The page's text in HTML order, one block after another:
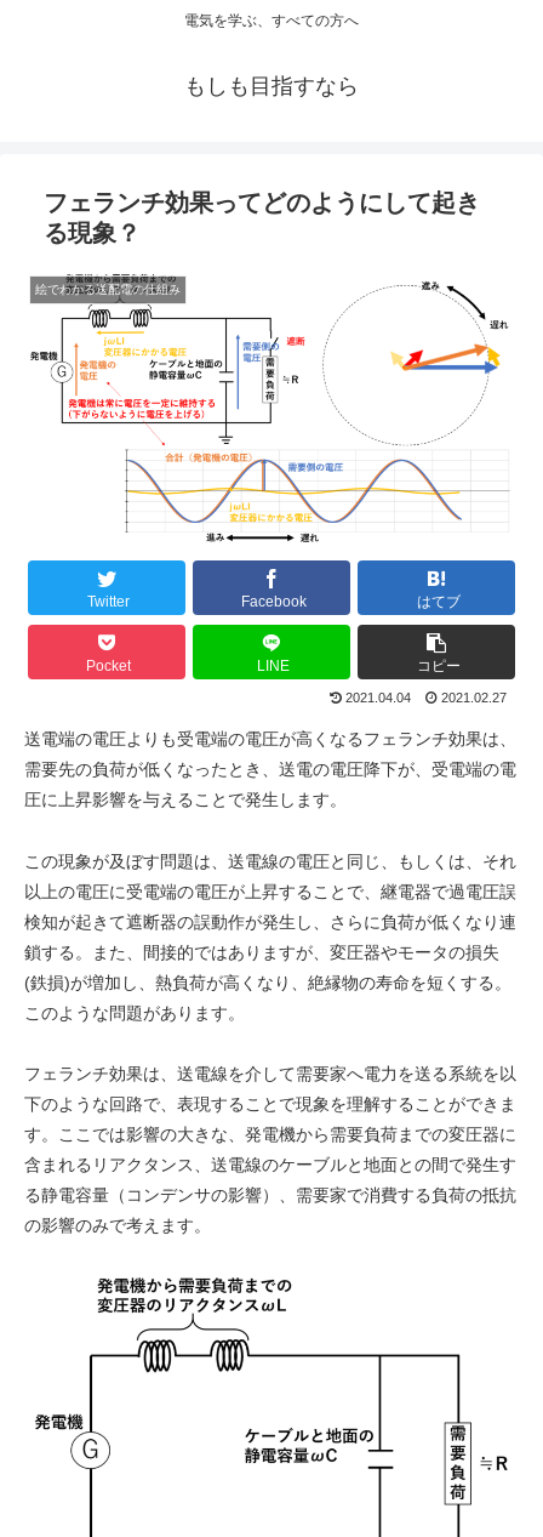
電気を学ぶ、すべての方へ
もしも目指すなら
フェランチ効果ってどのようにして起き
る現象？
絵でわかる送配電の仕組み
Twitter Facebook はてブ
Pocket LINE コピー
2021.04.04 2021.02.27
送電端の電圧よりも受電端の電圧が高くなるフェランチ効果は、
需要先の負荷が低くなったとき、送電の電圧降下が、受電端の電
圧に上昇影響を与えることで発生します。
この現象が及ぼす問題は、送電線の電圧と同じ、もしくは、それ
以上の電圧に受電端の電圧が上昇することで、継電器で過電圧誤
検知が起きて遮断器の誤動作が発生し、さらに負荷が低くなり連
鎖する。また、間接的ではありますが、変圧器やモータの損失
(鉄損)が増加し、熱負荷が高くなり、絶縁物の寿命を短くする。
このような問題があります。
フェランチ効果は、送電線を介して需要家へ電力を送る系統を以
下のような回路で、表現することで現象を理解することができま
す。ここでは影響の大きな、発電機から需要負荷までの変圧器に
含まれるリアクタンス、送電線のケーブルと地面との間で発生す
る静電容量（コンデンサの影響）、需要家で消費する負荷の抵抗
の影響のみで考えます。